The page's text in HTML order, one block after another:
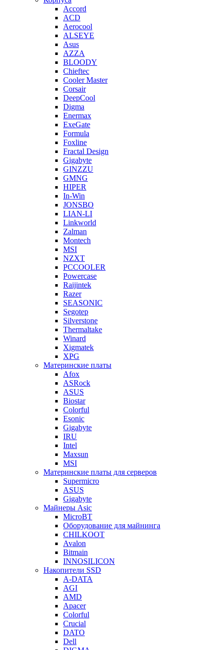
Accord
ACD
Aerocool
ALSEYE
Asus
AZZA
BLOODY
Chieftec
Cooler Master
Corsair
DeepCool
Digma
Enermax
ExeGate
Formula
Foxline
Fractal Design
Gigabyte
GINZZU
GMNG
HIPER
In-Win
JONSBO
LIAN-LI
Linkworld
Zalman
Montech
MSI
NZXT
PCCOOLER
Powercase
Raijintek
Razer
SEASONIC
Segotep
Silverstone
Thermaltake
Winard
Xigmatek
XPG
Материнские платы
Afox
ASRock
ASUS
Biostar
Colorful
Esonic
Gigabyte
IRU
Intel
Maxsun
MSI
Материнские платы для серверов
Supermicro
ASUS
Gigabyte
Майнеры Asic
MicroBT
Оборудование для майнинга
CHILKOOT
Avalon
Bitmain
INNOSILICON
Накопители SSD
A-DATA
AGI
AMD
Apacer
Colorful
Crucial
DATO
Dell